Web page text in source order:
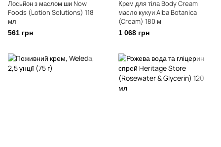
Лосьйон з маслом ши Now
Foods (Lotion Solutions) 118
мл
561 грн
Крем для тіла Body Cream
масло кукуи Alba Botanica
(Cream) 180 м
1 068 грн